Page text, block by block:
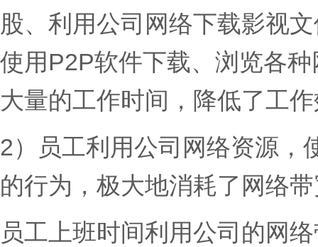
股、利用公司网络下载影视
使用P2P软件下载、浏览各
大量的工作时间，降低了工
2）员工利用公司网络资源，
的行为，极大地消耗了网络
员工上班时间利用公司的网